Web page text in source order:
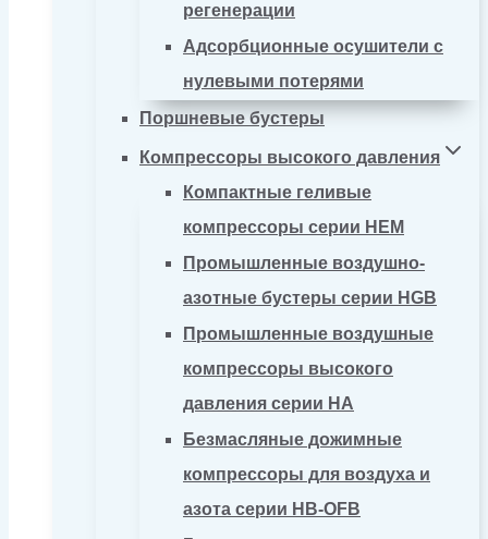
регенерации
Адсорбционные осушители с
нулевыми потерями
Поршневые бустеры
Компрессоры высокого давления
Компактные геливые
компрессоры серии HEM
Промышленные воздушно-
азотные бустеры серии HGB
Промышленные воздушные
компрессоры высокого
давления серии HA
Безмасляные дожимные
компрессоры для воздуха и
азота серии HB-OFB